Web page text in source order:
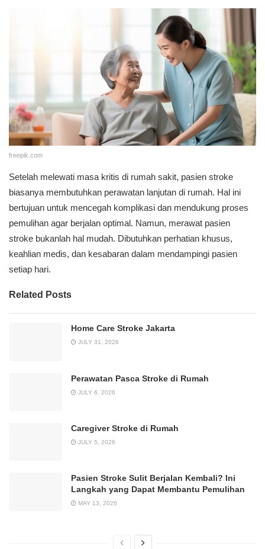
freepik.com
Setelah melewati masa kritis di rumah sakit, pasien stroke
biasanya membutuhkan perawatan lanjutan di rumah. Hal ini
bertujuan untuk mencegah komplikasi dan mendukung proses
pemulihan agar berjalan optimal. Namun, merawat pasien
stroke bukanlah hal mudah. Dibutuhkan perhatian khusus,
keahlian medis, dan kesabaran dalam mendampingi pasien
setiap hari.
Related Posts
Home Care Stroke Jakarta
JULY 31, 2026
Perawatan Pasca Stroke di Rumah
JULY 6, 2026
Caregiver Stroke di Rumah
JULY 5, 2026
Pasien Stroke Sulit Berjalan Kembali? Ini
Langkah yang Dapat Membantu Pemulihan
MAY 13, 2026